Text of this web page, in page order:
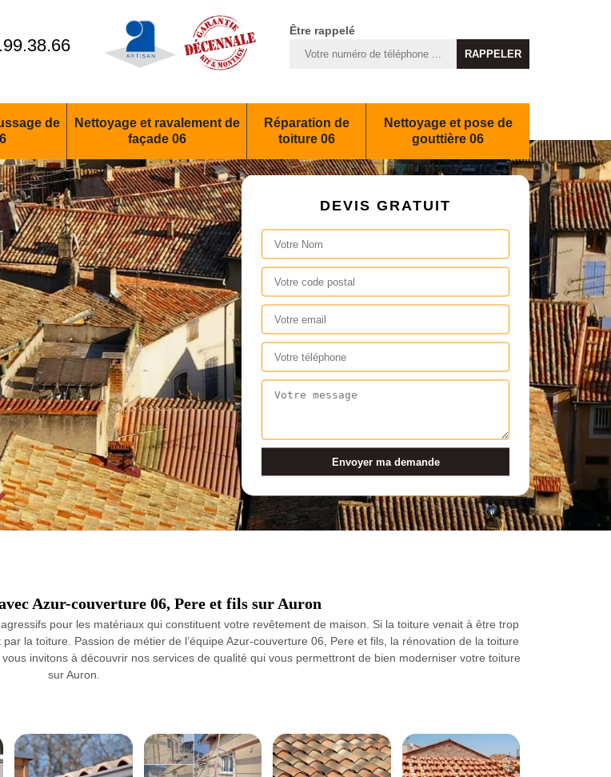
Être rappelé
de
Nettoyage et ravalement de
façade 06
Réparation de
toiture 06
Nettoyage et pose de
gouttière 06
DEVIS GRATUIT
Azur-couverture 06, Pere et fils sur Auron
pour les matériaux qui constituent votre revêtement de maison. Si la toiture venait à être trop
la toiture. Passion de métier de l’équipe Azur-couverture 06, Pere et fils, la rénovation de la toiture
invitons à découvrir nos services de qualité qui vous permettront de bien moderniser votre toiture
sur Auron.